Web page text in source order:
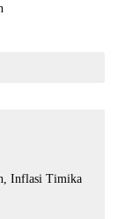
Inflasi Timika